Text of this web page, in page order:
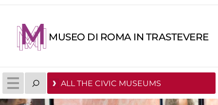
MUSEO DI ROMA IN TRASTEVERE
ALL THE CIVIC MUSEUMS